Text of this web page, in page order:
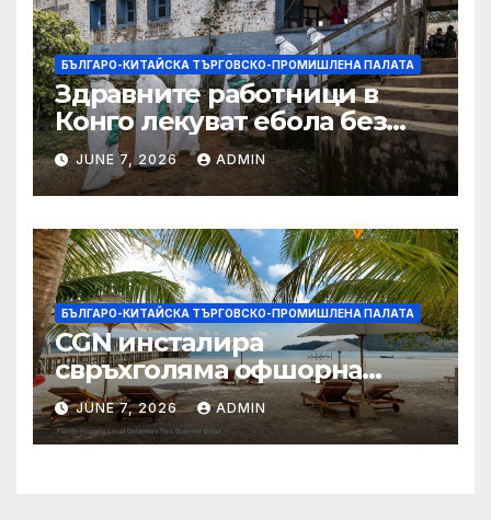
БЪЛГАРО-КИТАЙСКА ТЪРГОВСКО-ПРОМИШЛЕНА ПАЛАТА
Здравните работници в
Конго лекуват ебола без
заплащане, докато СЗО
търси ресурси
JUNE 7, 2026 ADMIN
БЪЛГАРО-КИТАЙСКА ТЪРГОВСКО-ПРОМИШЛЕНА ПАЛАТА
CGN инсталира
свръхголяма офшорна
вятърна турбина с мощност
18 MW в Гуангдонг
JUNE 7, 2026 ADMIN